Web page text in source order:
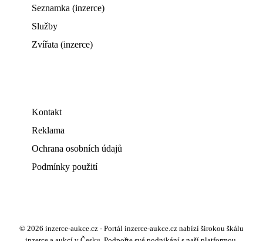
Seznamka (inzerce)
Služby
Zvířata (inzerce)
Kontakt
Reklama
Ochrana osobních údajů
Podmínky použití
© 2026 inzerce-aukce.cz - Portál inzerce-aukce.cz nabízí širokou škálu